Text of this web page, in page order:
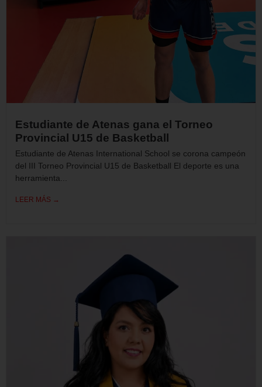
Estudiante de Atenas gana el Torneo
Provincial U15 de Basketball
Estudiante de Atenas International School se corona campeón
del III Torneo Provincial U15 de Basketball El deporte es una
herramienta...
LEER MÁS →